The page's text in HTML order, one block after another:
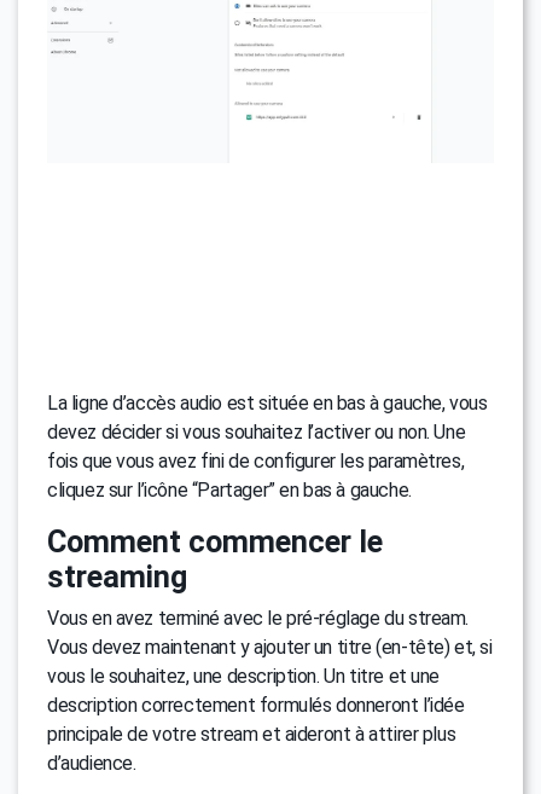
La ligne d’accès audio est située en bas à gauche, vous
devez décider si vous souhaitez l’activer ou non. Une
fois que vous avez fini de configurer les paramètres,
cliquez sur l’icône “Partager” en bas à gauche.
Comment commencer le
streaming
Vous en avez terminé avec le pré-réglage du stream.
Vous devez maintenant y ajouter un titre (en-tête) et, si
vous le souhaitez, une description. Un titre et une
description correctement formulés donneront l’idée
principale de votre stream et aideront à attirer plus
d’audience.